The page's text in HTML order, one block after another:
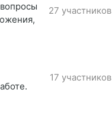
27 участников
17 участников